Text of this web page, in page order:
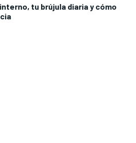
tu brújula diaria y cómo